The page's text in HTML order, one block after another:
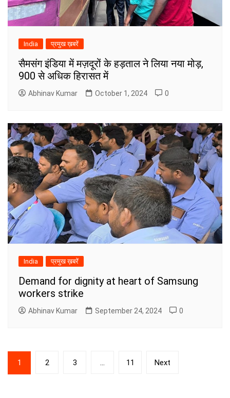
India प्रमुख ख़बरें
सैमसंग इंडिया में मज़दूरों के हड़ताल ने लिया नया मोड़,
900 से अधिक हिरासत में
Abhinav Kumar October 1, 2024 0
India प्रमुख ख़बरें
Demand for dignity at heart of Samsung
workers strike
Abhinav Kumar September 24, 2024 0
Posts
pagination
1 2 3 … 11 Next